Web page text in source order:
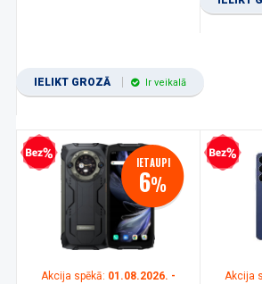
IELIKT GROZĀ Ir veikalā
kredīts IETAUPI
6%
Akcija spēkā: 01.08.2026. -
Bezprocentu
Akcija